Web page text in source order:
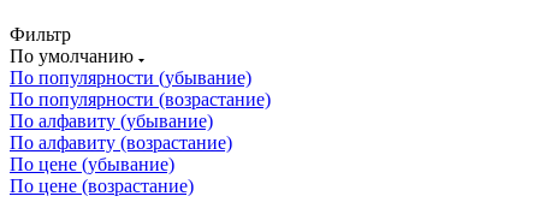
Фильтр
По умолчанию
По популярности (убывание)
По популярности (возрастание)
По алфавиту (убывание)
По алфавиту (возрастание)
По цене (убывание)
По цене (возрастание)